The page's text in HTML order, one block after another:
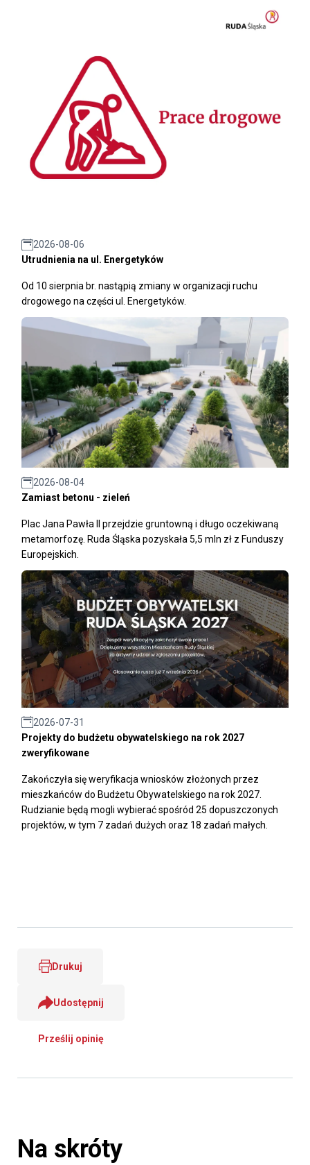
2026-08-06
Utrudnienia na ul. Energetyków
Od 10 sierpnia br. nastąpią zmiany w organizacji ruchu
drogowego na części ul. Energetyków.
2026-08-04
Zamiast betonu - zieleń
Plac Jana Pawła II przejdzie gruntowną i długo oczekiwaną
metamorfozę. Ruda Śląska pozyskała 5,5 mln zł z Funduszy
Europejskich.
2026-07-31
Projekty do budżetu obywatelskiego na rok 2027
zweryfikowane
Zakończyła się weryfikacja wniosków złożonych przez
mieszkańców do Budżetu Obywatelskiego na rok 2027.
Rudzianie będą mogli wybierać spośród 25 dopuszczonych
projektów, w tym 7 zadań dużych oraz 18 zadań małych.
Drukuj
Udostępnij
Prześlij opinię
Na skróty